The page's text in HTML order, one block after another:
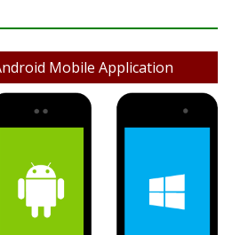
Mobile Application